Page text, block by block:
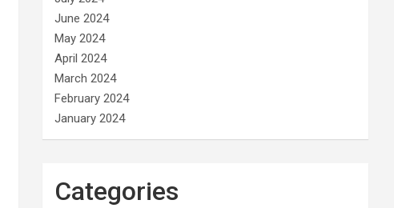
June 2024
May 2024
April 2024
March 2024
February 2024
January 2024
Categories